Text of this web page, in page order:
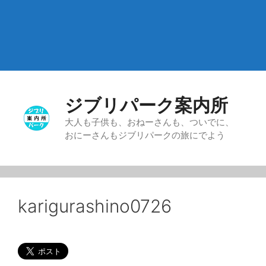
ジブリパーク案内所
大人も子供も、おねーさんも、ついでに、
おにーさんもジブリパークの旅にでよう
karigurashino0726